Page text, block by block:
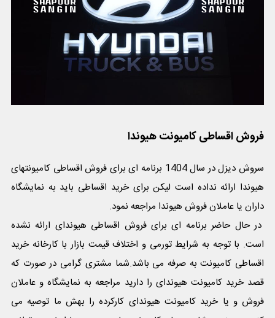
فروش اقساطی کامیونت هیوندا
سروش دیزل در سال 1404 برنامه ای برای فروش اقساطی کامیونتهای
هیوندا ارائه نداده است لیکن برای خرید اقساطی باید به نمایشگاه
داران یا عاملان فروش هیوندا مراجعه نمود.
در حال حاضر برنامه ای برای فروش اقساطی هیوندای ارائه نشده
است. با توجه به شرایط تورمی و اختلاف قیمت بازار با کارخانه خرید
اقساطی کامیونت به صرفه می باشد.شما مشتری گرامی در صورت که
قصد خرید کامیونت هیوندای را دارید مراجعه به نمایشگاه و عاملان
فروش و یا خرید کامیونت هیوندای کارکرده را بهش ما توصیه می